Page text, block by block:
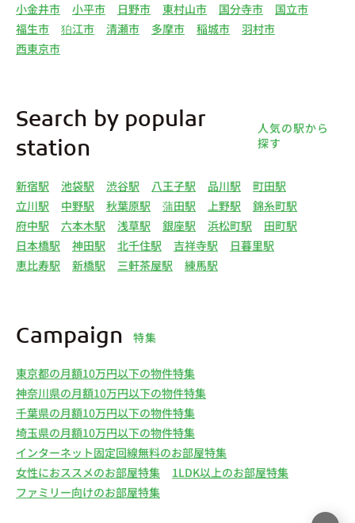
小金井市
小平市 日野市 東村山市 国分寺市
国立市
福生市
狛江市 清瀬市 多摩市 稲城市
羽村市
西東京市
Search by popular
station
人気の駅から
探す
新宿駅 池袋駅 渋谷駅 八王子駅 品川駅
町田駅
立川駅
中野駅 秋葉原駅 蒲田駅 上野駅
錦糸町駅
府中駅
六本木駅 浅草駅 銀座駅 浜松町駅
田町駅
日本橋駅
神田駅 北千住駅 吉祥寺駅
日暮里駅
恵比寿駅
新橋駅 三軒茶屋駅 練馬駅
Campaign 特集
東京都の月額10万円以下の物件特集
神奈川県の月額10万円以下の物件特集
千葉県の月額10万円以下の物件特集
埼玉県の月額10万円以下の物件特集
インターネット固定回線無料のお部屋特集
女性におススメのお部屋特集
1LDK以上のお部屋特集
ファミリー向けのお部屋特集